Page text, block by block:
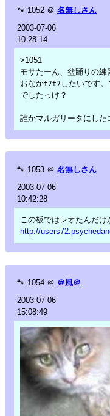
🐾 1052 ＠ 名無しさん
2003-07-06
10:28:14
>1051
モサたーん、盆踊りの練
おなかﾓﾌﾓﾌしたいです
でしたっけ？
誰かマルガリータにした
🐾 1053 ＠ 名無しさん
2003-07-06
10:42:28
この板ではレオたんだ
http://
🐾 1054 ＠ ＠風＠
2003-07-06
15:08:49